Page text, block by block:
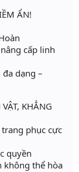
ẨN!
cấp linh
dạng –
KHẲNG
phục cực
quyền
thể hòa